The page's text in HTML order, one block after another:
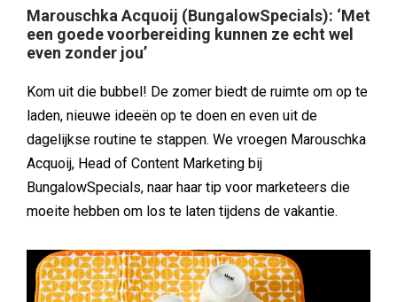
Marouschka Acquoij (BungalowSpecials): ‘Met
een goede voorbereiding kunnen ze echt wel
even zonder jou’
Kom uit die bubbel! De zomer biedt de ruimte om op te
laden, nieuwe ideeën op te doen en even uit de
dagelijkse routine te stappen. We vroegen Marouschka
Acquoij, Head of Content Marketing bij
BungalowSpecials, naar haar tip voor marketeers die
moeite hebben om los te laten tijdens de vakantie.